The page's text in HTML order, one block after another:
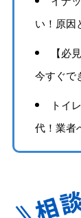
い！原因
【必
今すぐで
トイ
代！業者